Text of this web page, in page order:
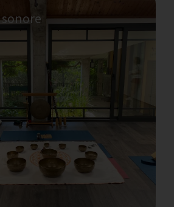
nature
connexion avec la nature et
le monde naturel en